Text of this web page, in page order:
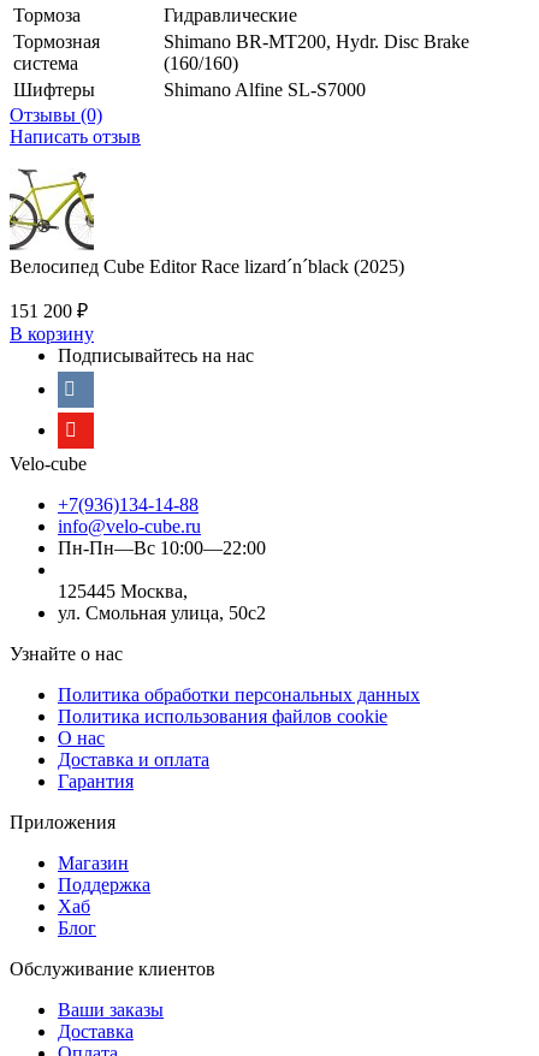
Тормоза
Гидравлические
Тормозная
система
Shimano BR-MT200, Hydr. Disc Brake
(160/160)
Шифтеры
Shimano Alfine SL-S7000
Отзывы (0)
Написать отзыв
Велосипед Cube Editor Race lizard´n´black (2025)
151 200 ₽
В корзину
Подписывайтесь на нас
Velo-cube
+7(936)134-14-88
info@velo-cube.ru
Пн-Пн—Вс 10:00—22:00
125445 Москва,
ул. Смольная улица, 50с2
Узнайте о нас
Политика обработки персональных данных
Политика использования файлов cookie
О нас
Доставка и оплата
Гарантия
Приложения
Магазин
Поддержка
Хаб
Блог
Обслуживание клиентов
Ваши заказы
Доставка